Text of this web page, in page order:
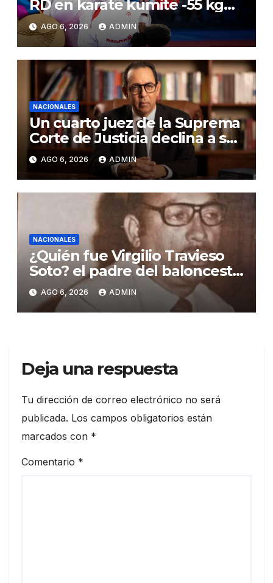
RD en karate kumite -55 kg
en Santo Domingo 2026
AGO 6, 2026 ADMIN
NACIONALES
Un cuarto juez de la Suprema
Corte de Justicia declina a ser
evaluado por el CNM
AGO 6, 2026 ADMIN
NACIONALES
¿Quién fue Virgilio Travieso
Soto? el padre del baloncesto
dominicano
AGO 6, 2026 ADMIN
Deja una respuesta
Tu dirección de correo electrónico no será
publicada. Los campos obligatorios están
marcados con *
Comentario *